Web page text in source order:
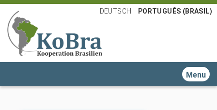
DEUTSCH PORTUGUÊS (BRASIL)
Toggle